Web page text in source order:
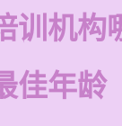
训机构
佳年龄